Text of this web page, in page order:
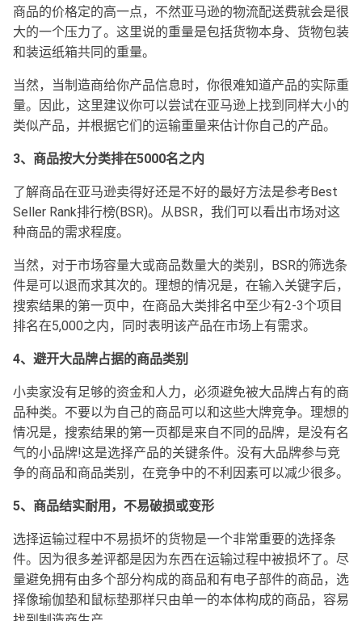
商品的价格定的高一点，不然亚马逊的物流配送费就会是很
大的一个压力了。这里说的重量是包括货物本身、货物包装
和装运纸箱共同的重量。
当然，当制造商给你产品信息时，你很难知道产品的实际重
量。因此，这里建议你可以尝试在亚马逊上找到同样大小的
类似产品，并根据它们的运输重量来估计你自己的产品。
3、商品按大分类排在5000名之内
了解商品在亚马逊卖得好还是不好的最好方法是参考Best
Seller Rank排行榜(BSR)。从BSR，我们可以看出市场对这
种商品的需求程度。
当然，对于市场容量大或商品数量大的类别，BSR的筛选条
件是可以退而求其次的。理想的情况是，在输入关键字后，
搜索结果的第一页中，在商品大类排名中至少有2-3个项目
排名在5,000之内，同时表明该产品在市场上有需求。
4、避开大品牌占据的商品类别
小卖家没有足够的资金和人力，必须避免被大品牌占有的商
品种类。不要以为自己的商品可以和这些大牌竞争。理想的
情况是，搜索结果的第一页都是来自不同的品牌，是没有名
气的小品牌!这是选择产品的关键条件。没有大品牌参与竞
争的商品和商品类别，在竞争中的不利因素可以减少很多。
5、商品结实耐用，不易破损或变形
选择运输过程中不易损坏的货物是一个非常重要的选择条
件。因为很多差评都是因为东西在运输过程中被损坏了。尽
量避免拥有由多个部分构成的商品和有电子部件的商品，选
择像瑜伽垫和鼠标垫那样只由单一的本体构成的商品，容易